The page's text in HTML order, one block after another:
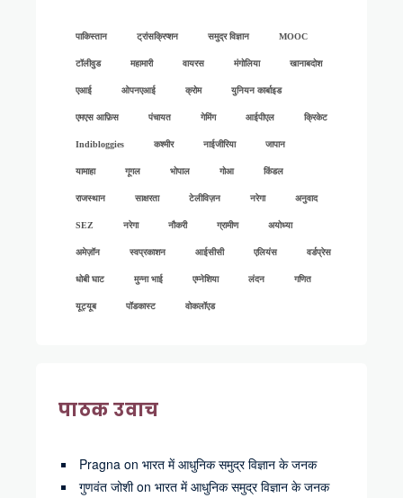
पाकिस्तान ट्रांसक्रिप्शन समुद्र विज्ञान MOOC
टॉलीवुड महामारी वायरस मंगोलिया खानाबदोश
एआई ओपनएआई क्रोम युनियन कार्बाइड
एमएस आफ़िस पंचायत गेमिंग आईपीएल क्रिकेट
Indibloggies कश्मीर नाईजीरिया जापान
यामाहा गूगल भोपाल गोआ किंडल
राजस्थान साक्षरता टेलीविज़न नरेगा अनुवाद
SEZ नरेगा नौकरी ग्रामीण अयोध्या
अमेज़ॉन स्वप्रकाशन आईसीसी एलियंस वर्डप्रेस
धोबी घाट मुन्ना भाई एम्नेशिया लंदन गणित
यूट्यूब पॉडकास्ट वोकलॉएड
पाठक उवाच
Pragna on भारत में आधुनिक समुद्र विज्ञान के जनक
गुणवंत जोशीon भारत में आधुनिक समुद्र विज्ञान के जनक